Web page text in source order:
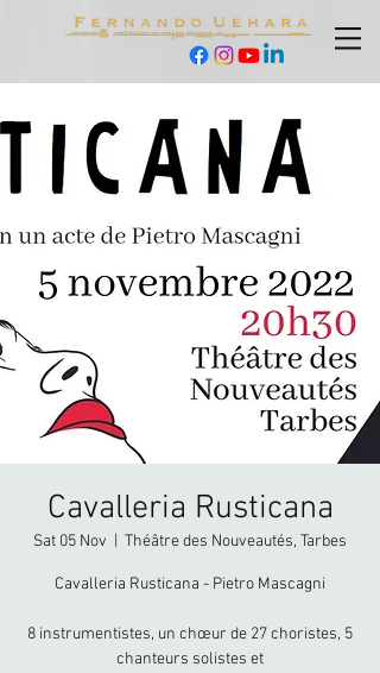
Cavalleria Rusticana
Sat 05 Nov Théâtre des Nouveautés, Tarbes
Cavalleria Rusticana - Pietro Mascagni
8 instrumentistes, un chœur de 27 choristes, 5
chanteurs solistes et